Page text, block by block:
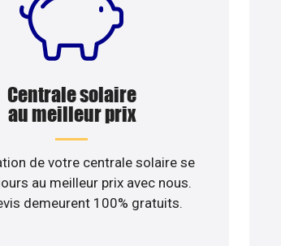
Centrale solaire
au meilleur prix
de votre centrale solaire se
au meilleur prix avec nous.
demeurent 100% gratuits.